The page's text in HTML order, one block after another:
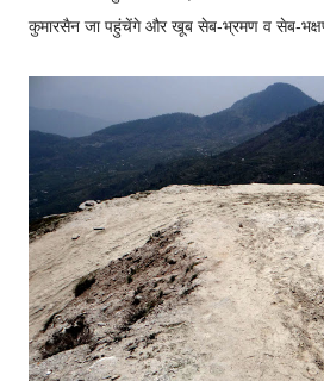
कुमारसैन जा पहुंचेंगे और खूब सेब-भ्रमण व सेब-